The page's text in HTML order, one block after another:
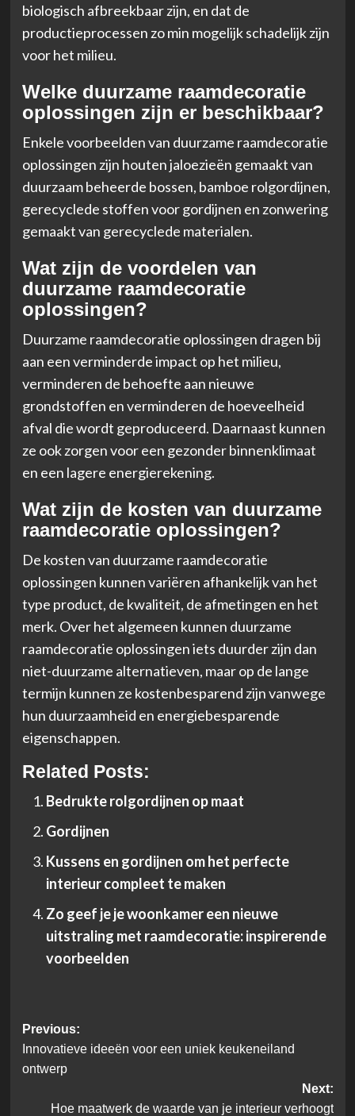
biologisch afbreekbaar zijn, en dat de
productieprocessen zo min mogelijk schadelijk zijn
voor het milieu.
Welke duurzame raamdecoratie
oplossingen zijn er beschikbaar?
Enkele voorbeelden van duurzame raamdecoratie
oplossingen zijn houten jaloezieën gemaakt van
duurzaam beheerde bossen, bamboe rolgordijnen,
gerecyclede stoffen voor gordijnen en zonwering
gemaakt van gerecyclede materialen.
Wat zijn de voordelen van
duurzame raamdecoratie
oplossingen?
Duurzame raamdecoratie oplossingen dragen bij
aan een verminderde impact op het milieu,
verminderen de behoefte aan nieuwe
grondstoffen en verminderen de hoeveelheid
afval die wordt geproduceerd. Daarnaast kunnen
ze ook zorgen voor een gezonder binnenklimaat
en een lagere energierekening.
Wat zijn de kosten van duurzame
raamdecoratie oplossingen?
De kosten van duurzame raamdecoratie
oplossingen kunnen variëren afhankelijk van het
type product, de kwaliteit, de afmetingen en het
merk. Over het algemeen kunnen duurzame
raamdecoratie oplossingen iets duurder zijn dan
niet-duurzame alternatieven, maar op de lange
termijn kunnen ze kostenbesparend zijn vanwege
hun duurzaamheid en energiebesparende
eigenschappen.
Related Posts:
Bedrukte rolgordijnen op maat
Gordijnen
Kussens en gordijnen om het perfecte
interieur compleet te maken
Zo geef je je woonkamer een nieuwe
uitstraling met raamdecoratie: inspirerende
voorbeelden
Post
navigation
Previous:
Innovatieve ideeën voor een uniek keukeneiland
ontwerp
Next:
Hoe maatwerk de waarde van je interieur verhoogt